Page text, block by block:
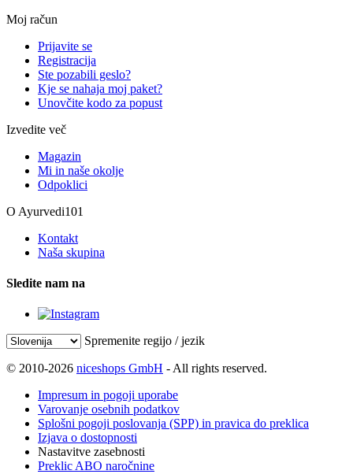
Moj račun
Prijavite se
Registracija
Ste pozabili geslo?
Kje se nahaja moj paket?
Unovčite kodo za popust
Izvedite več
Magazin
Mi in naše okolje
Odpoklici
O Ayurvedi101
Kontakt
Naša skupina
Sledite nam na
Spremenite regijo / jezik
© 2010-2026 niceshops GmbH - All rights reserved.
Impresum in pogoji uporabe
Varovanje osebnih podatkov
Splošni pogoji poslovanja (SPP) in pravica do preklica
Izjava o dostopnosti
Nastavitve zasebnosti
Preklic ABO naročnine